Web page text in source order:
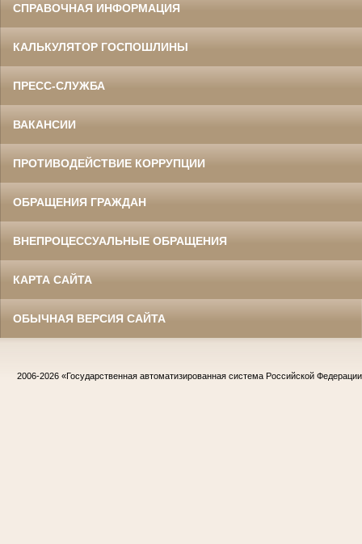
СПРАВОЧНАЯ ИНФОРМАЦИЯ
КАЛЬКУЛЯТОР ГОСПОШЛИНЫ
ПРЕСС-СЛУЖБА
ВАКАНСИИ
ПРОТИВОДЕЙСТВИЕ КОРРУПЦИИ
ОБРАЩЕНИЯ ГРАЖДАН
ВНЕПРОЦЕССУАЛЬНЫЕ ОБРАЩЕНИЯ
КАРТА САЙТА
ОБЫЧНАЯ ВЕРСИЯ САЙТА
2006-2026 «Государственная автоматизированная система Российской